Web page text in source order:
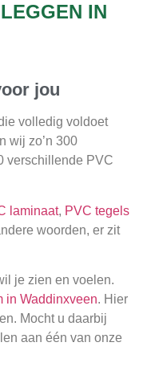
IN
jou
volledig voldoet
wij zo’n 300
verschillende PVC
laminaat, PVC tegels
woorden, er zit
je zien en voelen.
in Waddinxveen. Hier
Mocht u daarbij
aan één van onze